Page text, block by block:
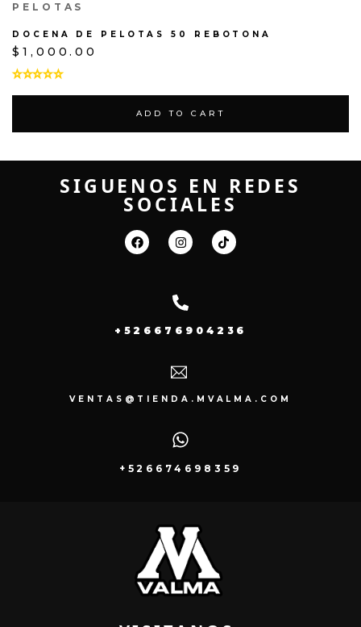
PELOTAS
DOCENA DE PELOTAS 50 REBOTONA
$ 1,000.00
ADD TO CART
SIGUENOS EN REDES
SOCIALES
+526676904236
VENTAS@TIENDA.MVALMA.COM
+526674698359